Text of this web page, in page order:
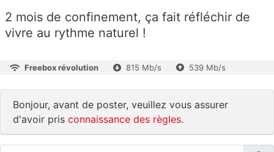
2 mois de confinement, ça fait réfléchir de
vivre au rythme naturel !
Freebox révolution 815 Mb/s 539 Mb/s
Bonjour, avant de poster, veuillez vous assurer
d'avoir pris connaissance des règles.